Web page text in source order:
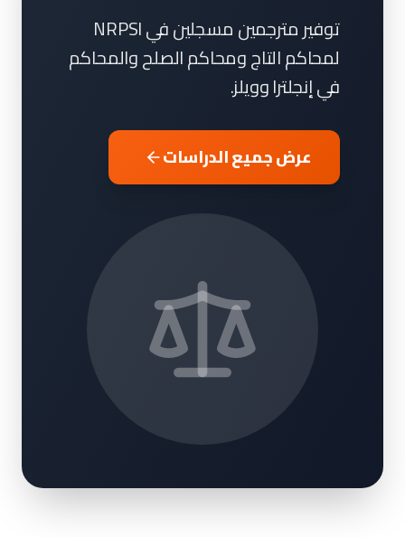
توفير مترجمين مسجلين في NRPSI
لمحاكم التاج ومحاكم الصلح والمحاكم
في إنجلترا وويلز.
عرض جميع الدراسات